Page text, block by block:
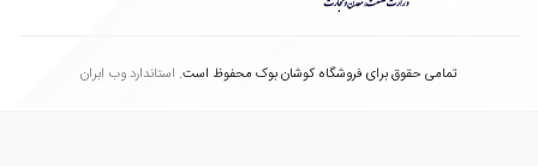
تمامی حقوق برای فروشگاه کوشان بوک محفوظ است.استاندارد وب ابران